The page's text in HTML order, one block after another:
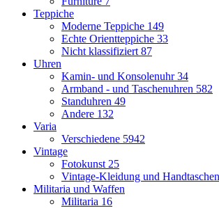
Teppiche
Moderne Teppiche 149
Echte Orientteppiche 33
Nicht klassifiziert 87
Uhren
Kamin- und Konsolenuhr34
Armband - und Taschenuhren 582
Standuhren 49
Andere 132
Varia
Verschiedene 5942
Vintage
Fotokunst 25
Vintage-Kleidung und Handtaschen
Militaria und Waffen
Militaria 16